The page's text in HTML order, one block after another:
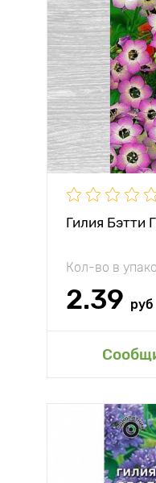
Гилия Бэтти
Кол-во в
2.39 руб